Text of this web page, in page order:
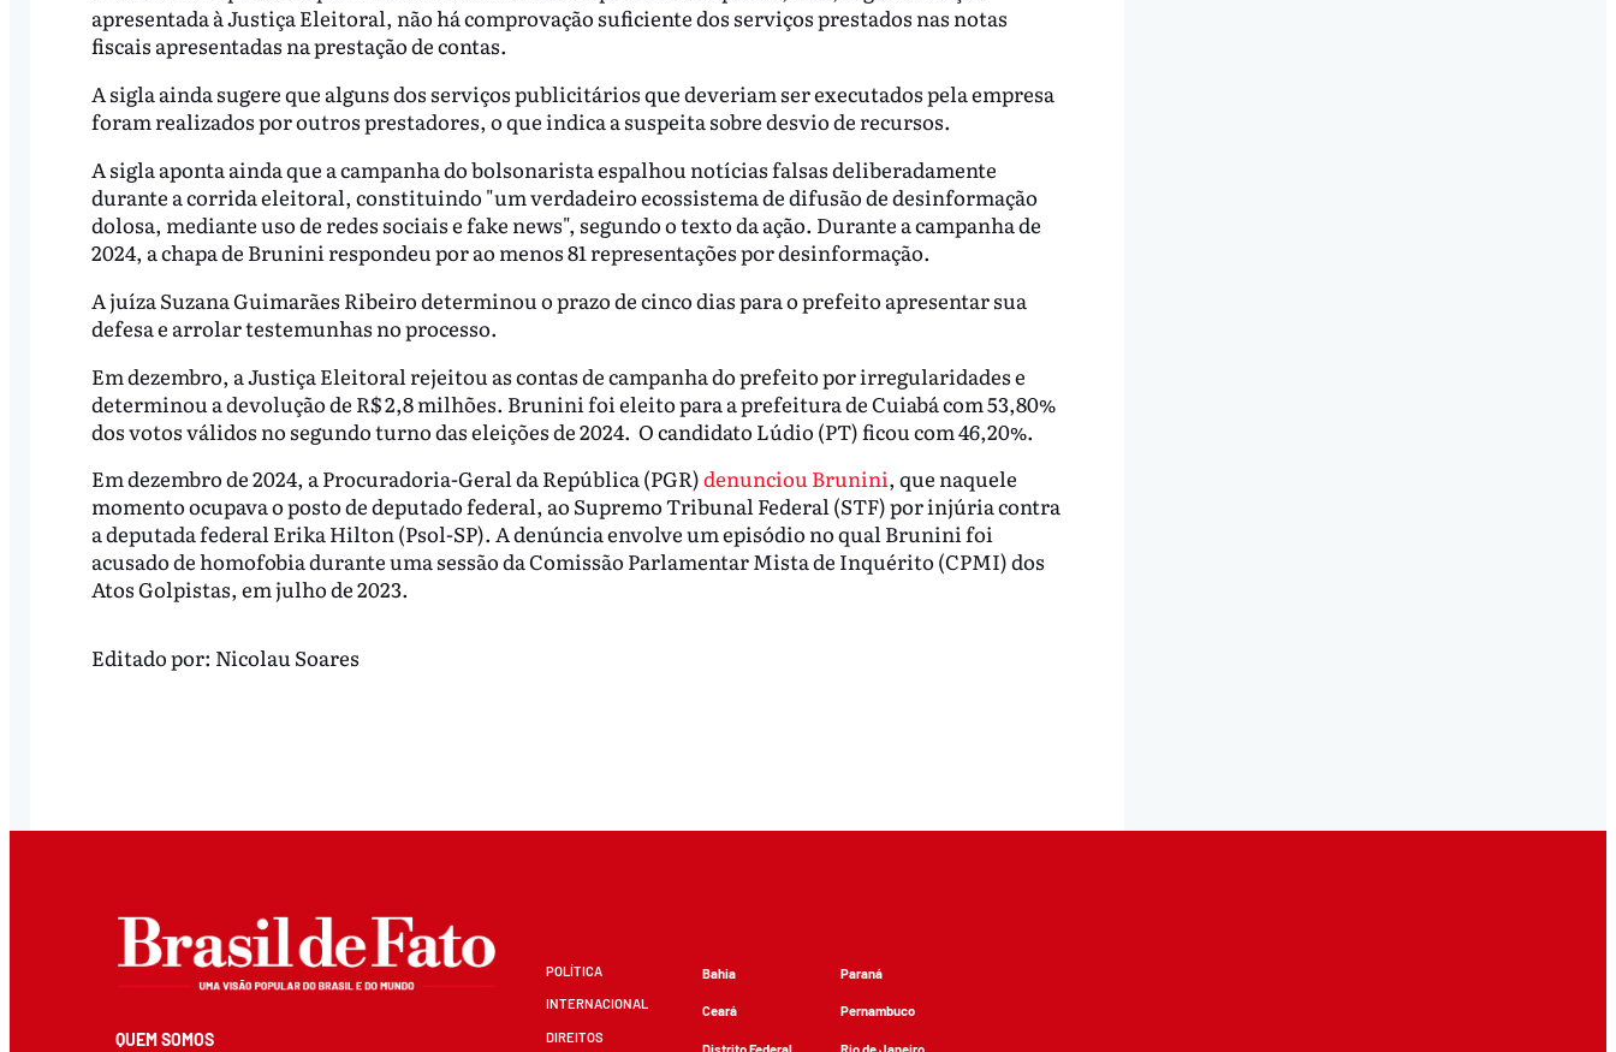
apresentada à Justiça Eleitoral, não há comprovação suficiente dos serviços prestados nas notas
fiscais apresentadas na prestação de contas.
A sigla ainda sugere que alguns dos serviços publicitários que deveriam ser executados pela empresa
foram realizados por outros prestadores, o que indica a suspeita sobre desvio de recursos.
A sigla aponta ainda que a campanha do bolsonarista espalhou notícias falsas deliberadamente
durante a corrida eleitoral, constituindo "um verdadeiro ecossistema de difusão de desinformação
dolosa, mediante uso de redes sociais e fake news", segundo o texto da ação. Durante a campanha de
2024, a chapa de Brunini respondeu por ao menos 81 representações por desinformação.
A juíza Suzana Guimarães Ribeiro determinou o prazo de cinco dias para o prefeito apresentar sua
defesa e arrolar testemunhas no processo.
Em dezembro, a Justiça Eleitoral rejeitou as contas de campanha do prefeito por irregularidades e
determinou a devolução de R$ 2,8 milhões. Brunini foi eleito para a prefeitura de Cuiabá com 53,80%
dos votos válidos no segundo turno das eleições de 2024. O candidato Lúdio (PT) ficou com 46,20%.
Em dezembro de 2024, a Procuradoria-Geral da República (PGR)denunciou Brunini, que naquele
momento ocupava o posto de deputado federal, ao Supremo Tribunal Federal (STF) por injúria contra
a deputada federal Erika Hilton (Psol-SP). A denúncia envolve um episódio no qual Brunini foi
acusado de homofobia durante uma sessão da Comissão Parlamentar Mista de Inquérito (CPMI) dos
Atos Golpistas, em julho de 2023.
Editado por: Nicolau Soares
QUEM SOMOS
POLÍTICA
INTERNACIONAL
DIREITOS
Bahia
Ceará
Paraná
Pernambuco